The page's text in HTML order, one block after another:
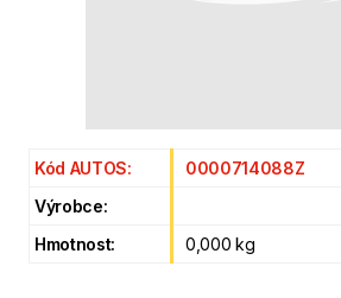
Kód AUTOS:
0000714088Z
Výrobce:
Hmotnost:
0,000 kg